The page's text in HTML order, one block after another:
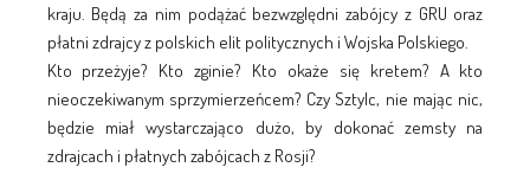
kraju. Będą za nim podążać bezwzględni zabójcy z GRU oraz
płatni zdrajcy z polskich elit politycznych i Wojska Polskiego.
Kto przeżyje? Kto zginie? Kto okaże się kretem? A kto
nieoczekiwanym sprzymierzeńcem? Czy Sztylc, nie mając nic,
będzie miał wystarczająco dużo, by dokonać zemsty na
zdrajcach i płatnych zabójcach z Rosji?